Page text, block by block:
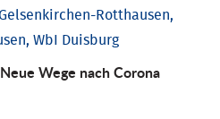
Rotthausen,
WbI Duisburg
Wege nach Corona